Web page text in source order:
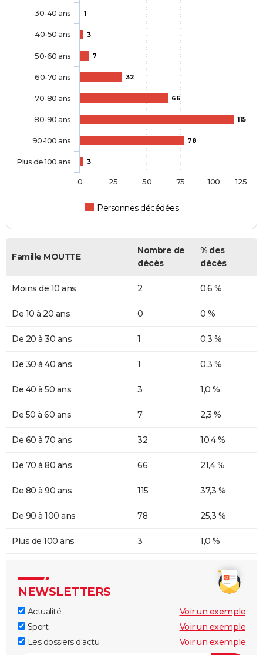
1
3
7
32
66
115
78
3
Personnes décédées
30-40 ans
40-50 ans
50-60 ans
60-70 ans
70-80 ans
80-90 ans
90-100 ans
Plus de 100 ans
0 100
25 50 75 125
Famille MOUTTE
Nombre de
décès
% des
décès
Moins de 10 ans 2 0,6 %
De 10 à 20 ans 0 0 %
De 20 à 30 ans 1 0,3 %
De 30 à 40 ans 1 0,3 %
De 40 à 50 ans 3 1,0 %
De 50 à 60 ans 7 2,3 %
De 60 à 70 ans 32 10,4 %
De 70 à 80 ans 66 21,4 %
De 80 à 90 ans 115 37,3 %
De 90 à 100 ans 78 25,3 %
Plus de 100 ans 3 1,0 %
NEWSLETTERS
Actualité
Voir un exemple
Sport
Voir un exemple
Les dossiers d'actu
Voir un exemple